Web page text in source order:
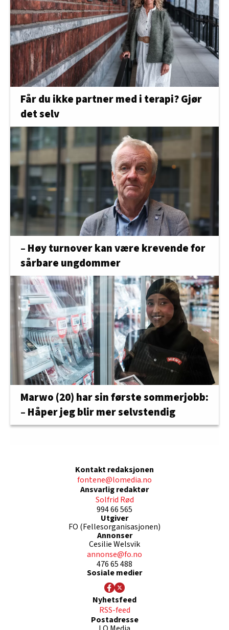
Får du ikke partner med i terapi? Gjør
det selv
– Høy turnover kan være krevende for
sårbare ungdommer
Marwo (20) har sin første sommerjobb:
– Håper jeg blir mer selvstendig
Kontakt redaksjonen
fontene@lomedia.no
Ansvarlig redaktør
Solfrid Rød
994 66 565
Utgiver
FO (Fellesorganisasjonen)
Annonser
Cesilie Welsvik
annonse@fo.no
476 65 488
Sosiale medier
Nyhetsfeed
RSS-feed
Postadresse